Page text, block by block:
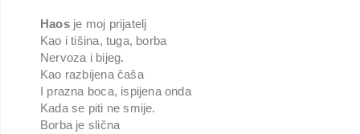
Haos je moj prijatelj
Kao i tišina, tuga, borba
Nervoza i bijeg.
Kao razbijena čaša
I prazna boca, ispijena onda
Kada se piti ne smije.
Borba je slična